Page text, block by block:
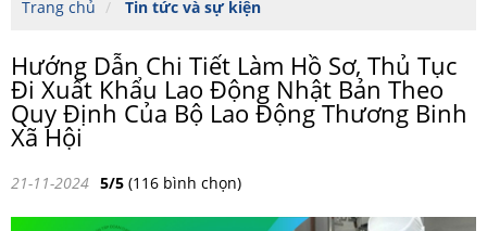
Trang chủ Tin tức và sự kiện
Hướng Dẫn Chi Tiết Làm Hồ Sơ, Thủ Tục
Đi Xuất Khẩu Lao Động Nhật Bản Theo
Quy Định Của Bộ Lao Động Thương Binh
Xã Hội
21-11-2024 5/5 (116 bình chọn)